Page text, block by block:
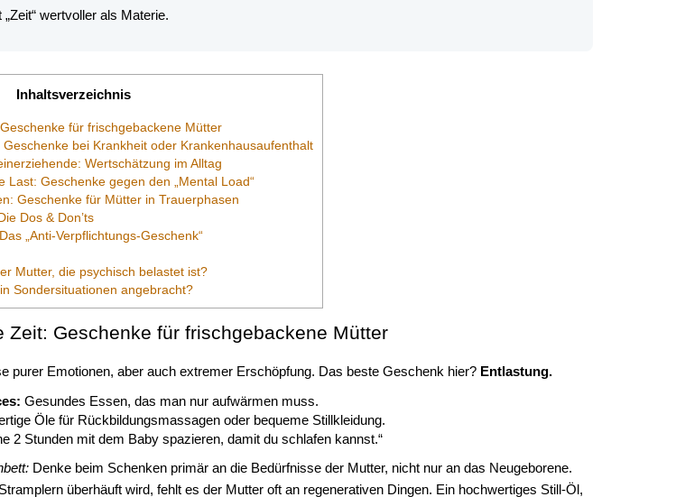
„Zeit“ wertvoller als Materie.
Inhaltsverzeichnis
für frischgebackene Mütter
bei Krankheit oder Krankenhausaufenthalt
Wertschätzung im Alltag
Last: Geschenke gegen den „Mental Load“
Geschenke für Mütter in Trauerphasen
Dos & Don’ts
„Anti-Verpflichtungs-Geschenk“
Mutter, die psychisch belastet ist?
Sondersituationen angebracht?
Zeit: Geschenke für frischgebackene Mütter
purer Emotionen, aber auch extremer Erschöpfung. Das beste Geschenk hier? Entlastung.
Gesundes Essen, das man nur aufwärmen muss.
Öle für Rückbildungsmassagen oder bequeme Stillkleidung.
2 Stunden mit dem Baby spazieren, damit du schlafen kannst.“
Denke beim Schenken primär an die Bedürfnisse der Mutter, nicht nur an das Neugeborene.
überhäuft wird, fehlt es der Mutter oft an regenerativen Dingen. Ein hochwertiges Still-Öl,